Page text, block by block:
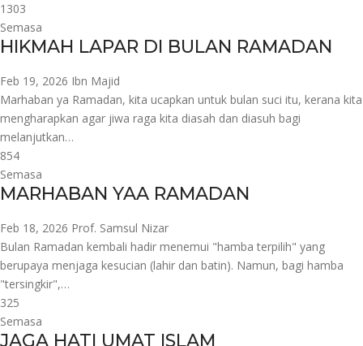
1303
Semasa
HIKMAH LAPAR DI BULAN RAMADAN
Feb 19, 2026 Ibn Majid
Marhaban ya Ramadan, kita ucapkan untuk bulan suci itu, kerana kita
mengharapkan agar jiwa raga kita diasah dan diasuh bagi
melanjutkan…
854
Semasa
MARHABAN YAA RAMADAN
Feb 18, 2026 Prof. Samsul Nizar
Bulan Ramadan kembali hadir menemui "hamba terpilih" yang
berupaya menjaga kesucian (lahir dan batin). Namun, bagi hamba
"tersingkir",…
325
Semasa
JAGA HATI UMAT ISLAM